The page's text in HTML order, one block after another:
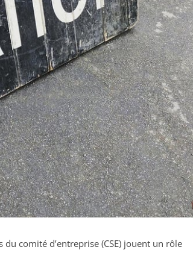
comité d’entreprise (CSE) jouent un rôle